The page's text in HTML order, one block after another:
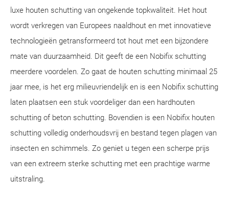
luxe houten schutting van ongekende topkwaliteit. Het hout
wordt verkregen van Europees naaldhout en met innovatieve
technologieën getransformeerd tot hout met een bijzondere
mate van duurzaamheid. Dit geeft de een Nobifix schutting
meerdere voordelen. Zo gaat de houten schutting minimaal 25
jaar mee, is het erg milieuvriendelijk en is een Nobifix schutting
laten plaatsen een stuk voordeliger dan een hardhouten
schutting of beton schutting. Bovendien is een Nobifix houten
schutting volledig onderhoudsvrij en bestand tegen plagen van
insecten en schimmels. Zo geniet u tegen een scherpe prijs
van een extreem sterke schutting met een prachtige warme
uitstraling.